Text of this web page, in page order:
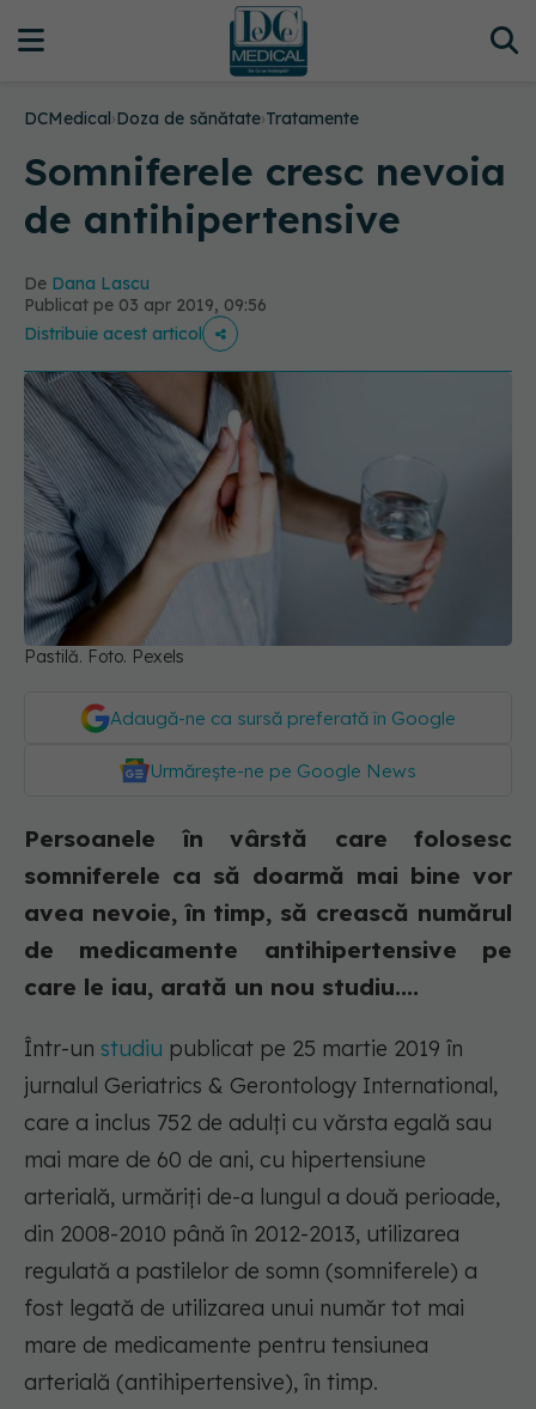
DCMedical›Doza de sănătate›Tratamente
Somniferele cresc nevoia
de antihipertensive
De Dana Lascu
Publicat pe 03 apr 2019, 09:56
Distribuie acest articol
Pastilă. Foto. Pexels
Adaugă-ne ca sursă preferată în Google
Urmărește-ne pe Google News
Persoanele în vârstă care folosesc
somniferele ca să doarmă mai bine vor
avea nevoie, în timp, să crească numărul
de medicamente antihipertensive pe
care le iau, arată un nou studiu....
Într-un studiu publicat pe 25 martie 2019 în
jurnalul Geriatrics & Gerontology International,
care a inclus 752 de adulți cu vărsta egală sau
mai mare de 60 de ani, cu hipertensiune
arterială, urmăriți de-a lungul a două perioade,
din 2008-2010 până în 2012-2013, utilizarea
regulată a pastilelor de somn (somniferele) a
fost legată de utilizarea unui număr tot mai
mare de medicamente pentru tensiunea
arterială (antihipertensive), în timp.